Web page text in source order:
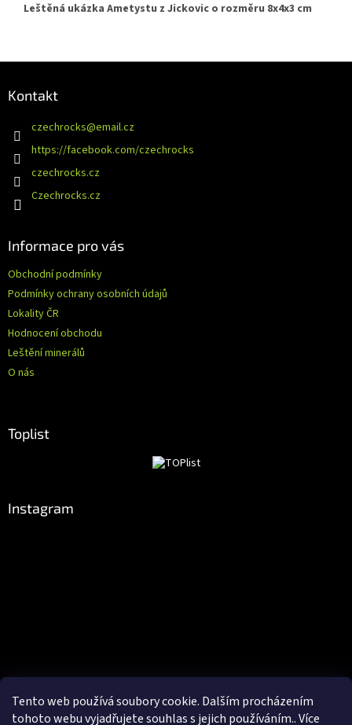
Tento web používá soubory cookie. Dalším procházením
tohoto webu vyjadřujete souhlas s jejich používáním.. Více
Leštěná ukázka Ametystu z Jickovic o rozměru 8x4x3 cm
Kontakt
czechrocks@email.cz
https://facebook.com/czechrocks
czechrocks.cz
Czechrocks.cz
Informace pro vás
Obchodní podmínky
Podmínky ochrany osobních údajů
Lokality ČR
Hodnocení obchodu
Leštění minerálů
O nás
Toplist
Instagram
Sledovat na Instagramu